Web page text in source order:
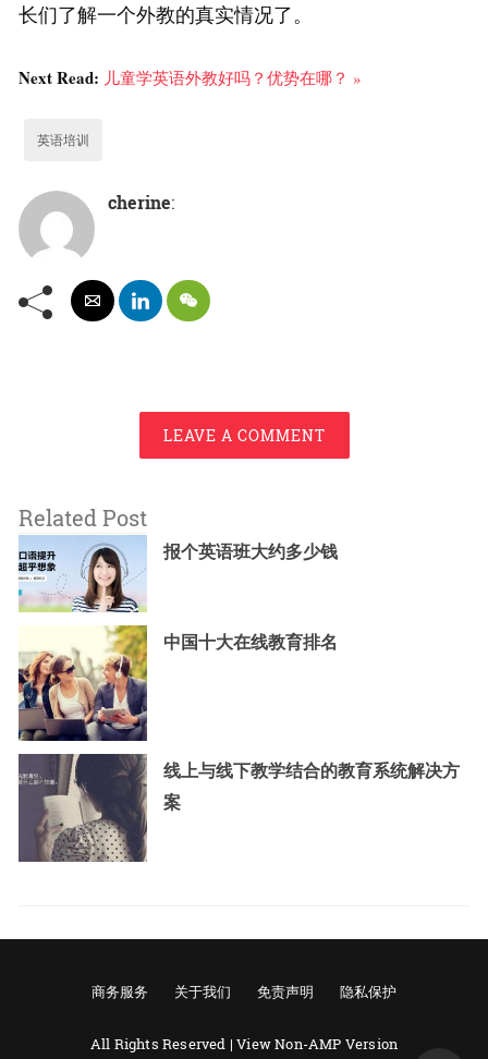
长们了解一个外教的真实情况了。
Next Read: 儿童学英语外教好吗？优势在哪？ »
英语培训
cherine:
LEAVE A COMMENT
Related Post
报个英语班大约多少钱
中国十大在线教育排名
线上与线下教学结合的教育系统解决方
案
商务服务 关于我们 免责声明 隐私保护
All Rights Reserved |View Non-AMP Version